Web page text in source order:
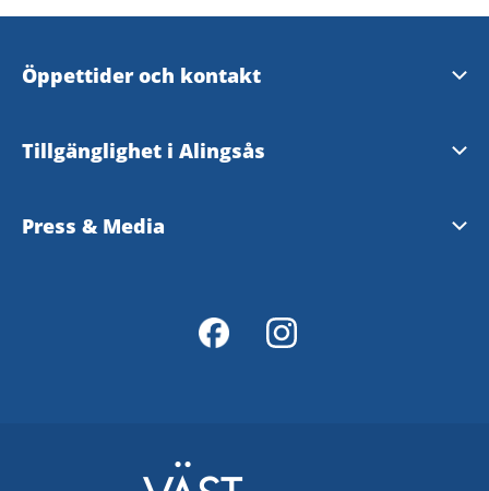
Öppettider och kontakt
Öppettider och kontakt
Tillgänglighet i Alingsås
Tillgänglighetsguide - TD
Press & Media